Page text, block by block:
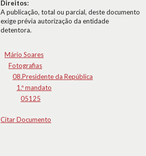
Direitos:
A publicação, total ou parcial, deste documento
exige prévia autorização da entidade
detentora.
Mário Soares
Fotografias
08.Presidente da República
1.º mandato
05125
Citar Documento